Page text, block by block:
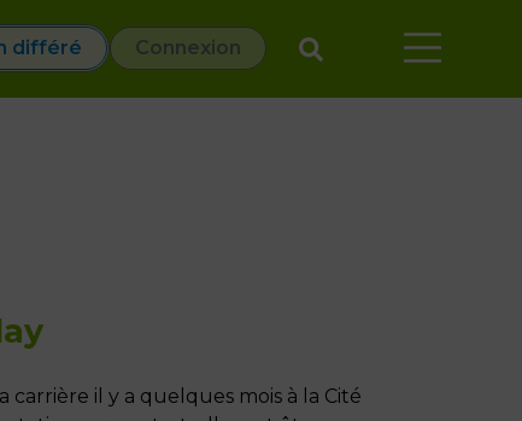
différé Connexion
il y a quelques mois à la Cité